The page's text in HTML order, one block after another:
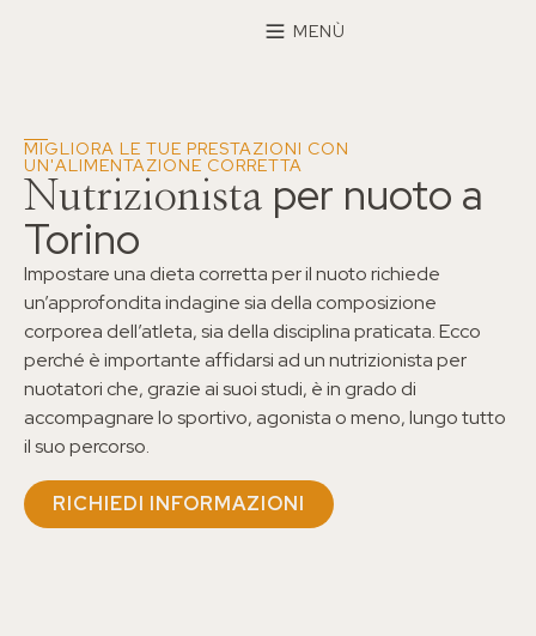
MENÙ
MIGLIORA LE TUE PRESTAZIONI CON
UN'ALIMENTAZIONE CORRETTA
Nutrizionista per nuoto a
Torino
Impostare una dieta corretta per il nuoto richiede
un’approfondita indagine sia della composizione
corporea dell’atleta, sia della disciplina praticata. Ecco
perché è importante affidarsi ad un nutrizionista per
nuotatori che, grazie ai suoi studi, è in grado di
accompagnare lo sportivo, agonista o meno, lungo tutto
il suo percorso.
RICHIEDI INFORMAZIONI